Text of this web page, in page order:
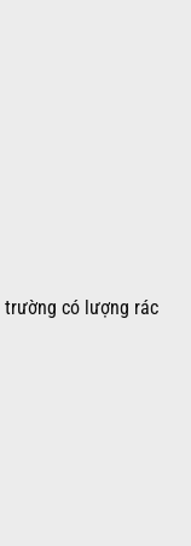
có lượng rác